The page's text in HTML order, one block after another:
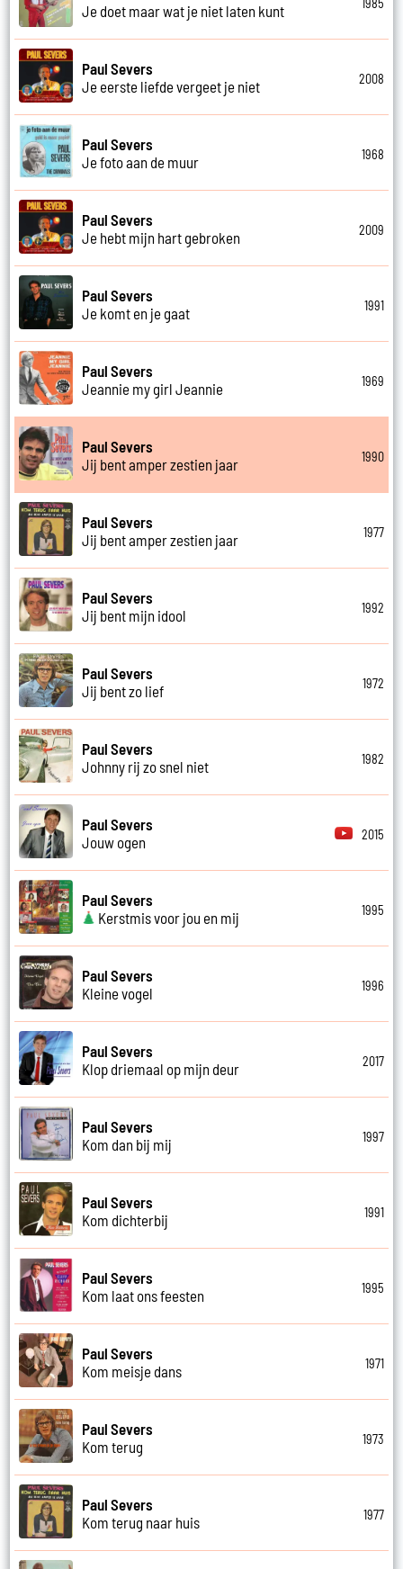
Je doet maar wat je niet laten kunt
Paul Severs
Je eerste liefde vergeet je niet
2008
Paul Severs
Je foto aan de muur
1968
Paul Severs
Je hebt mijn hart gebroken
2009
Paul Severs
Je komt en je gaat
1991
Paul Severs
Jeannie my girl Jeannie
1969
Paul Severs
Jij bent amper zestien jaar
1990
Paul Severs
Jij bent amper zestien jaar
1977
Paul Severs
Jij bent mijn idool
1992
Paul Severs
Jij bent zo lief
1972
Paul Severs
Johnny rij zo snel niet
1982
Paul Severs
Jouw ogen
2015
Paul Severs
Kerstmis voor jou en mij
1995
Paul Severs
Kleine vogel
1996
Paul Severs
Klop driemaal op mijn deur
2017
Paul Severs
Kom dan bij mij
1997
Paul Severs
Kom dichterbij
1991
Paul Severs
Kom laat ons feesten
1995
Paul Severs
Kom meisje dans
1971
Paul Severs
Kom terug
1973
Paul Severs
Kom terug naar huis
1977